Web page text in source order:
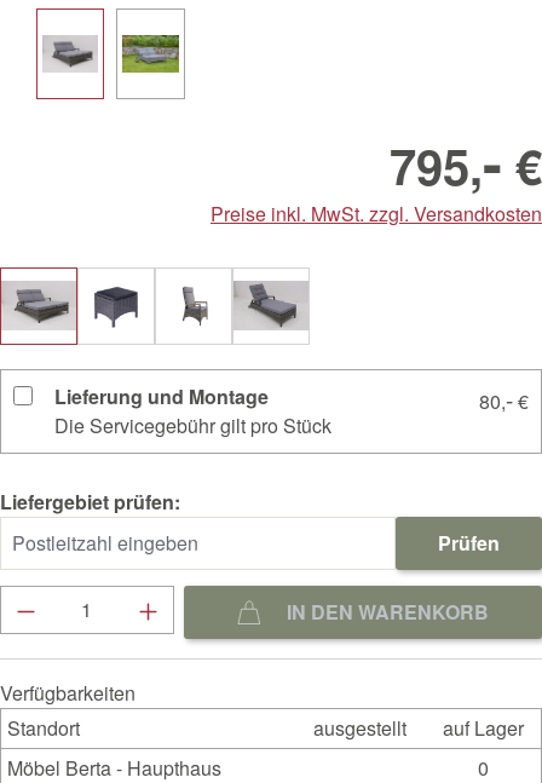
795,- €
Preise inkl. MwSt. zzgl. Versandkosten
Lieferung und Montage
Die Servicegebühr gilt pro Stück
80,-€
Liefergebiet prüfen:
Prüfen
Produkt Anzahl: Gib den gewünschten Wert
IN DEN WARENKORB
Verfügbarkeiten
Standort
ausgestellt
auf Lager
Möbel Berta - Haupthaus
0